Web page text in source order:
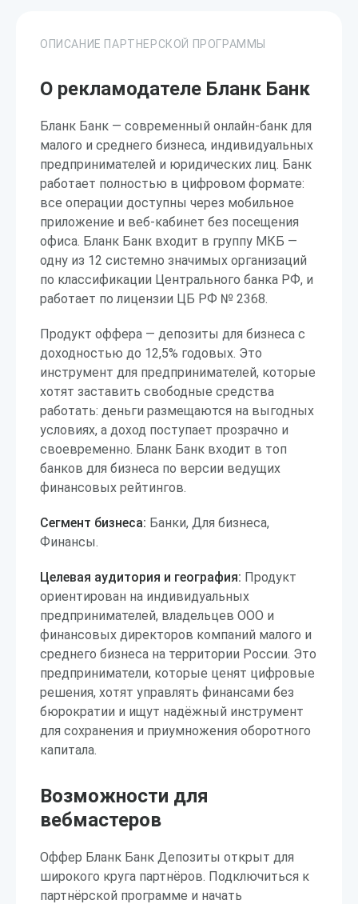
ОПИСАНИЕ ПАРТНЕРСКОЙ ПРОГРАММЫ
О рекламодателе Бланк Банк
Бланк Банк — современный онлайн-банк для
малого и среднего бизнеса, индивидуальных
предпринимателей и юридических лиц. Банк
работает полностью в цифровом формате:
все операции доступны через мобильное
приложение и веб-кабинет без посещения
офиса. Бланк Банк входит в группу МКБ —
одну из 12 системно значимых организаций
по классификации Центрального банка РФ, и
работает по лицензии ЦБ РФ № 2368.
Продукт оффера — депозиты для бизнеса с
доходностью до 12,5% годовых. Это
инструмент для предпринимателей, которые
хотят заставить свободные средства
работать: деньги размещаются на выгодных
условиях, а доход поступает прозрачно и
своевременно. Бланк Банк входит в топ
банков для бизнеса по версии ведущих
финансовых рейтингов.
Сегмент бизнеса: Банки, Для бизнеса,
Финансы.
Целевая аудитория и география: Продукт
ориентирован на индивидуальных
предпринимателей, владельцев ООО и
финансовых директоров компаний малого и
среднего бизнеса на территории России. Это
предприниматели, которые ценят цифровые
решения, хотят управлять финансами без
бюрократии и ищут надёжный инструмент
для сохранения и приумножения оборотного
капитала.
Возможности для
вебмастеров
Оффер Бланк Банк Депозиты открыт для
широкого круга партнёров. Подключиться к
партнёрской программе и начать